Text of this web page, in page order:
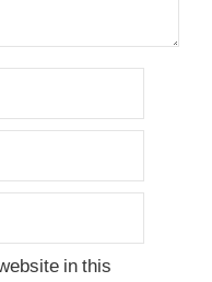
in this